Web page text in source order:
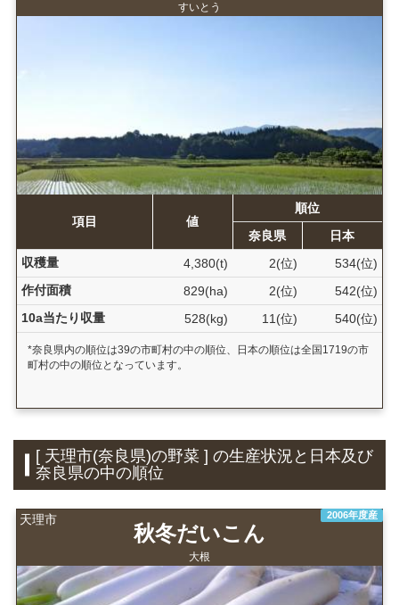
すいとう
項目 値
順位
奈良県
日本
収穫量
4,380(t) 2(位)
534(位)
作付面積
829(ha) 2(位)
542(位)
10a当たり収量
528(kg) 11(位) 540(位)
*奈良県内の順位は39の市町村の中の順位、日本の順位は全国1719の市
町村の中の順位となっています。
[ 天理市(奈良県)の野菜 ] の生産状況と日本及び
奈良県の中の順位
天理市 2006年度産
秋冬だいこん
大根